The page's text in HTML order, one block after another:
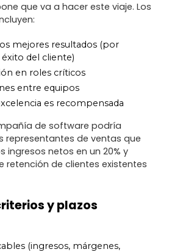
que va a hacer este viaje. Los
mejores resultados (por
del cliente)
en roles críticos
entre equipos
es recompensada
de software podría
representantes de ventas que
ingresos netos en un 20% y
retención de clientes existentes
y plazos
(ingresos, márgenes,